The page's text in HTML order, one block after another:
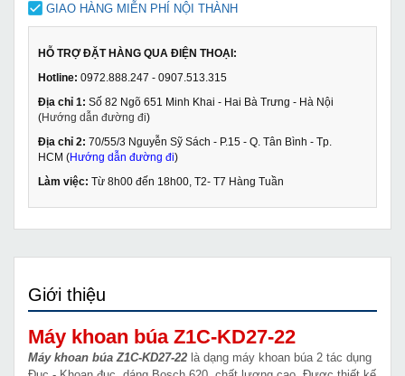
GIAO HÀNG MIỄN PHÍ NỘI THÀNH
HỖ TRỢ ĐẶT HÀNG QUA ĐIỆN THOẠI:
Hotline: 0972.888.247 - 0907.513.315
Địa chỉ 1: Số 82 Ngõ 651 Minh Khai - Hai Bà Trưng - Hà Nội
(Hướng dẫn đường đi)
Địa chỉ 2: 70/55/3 Nguyễn Sỹ Sách - P.15 - Q. Tân Bình - Tp.
HCM (Hướng dẫn đường đi)
Làm việc: Từ 8h00 đến 18h00, T2- T7 Hàng Tuần
Giới thiệu
Máy khoan búa Z1C-KD27-22
Máy khoan búa Z1C-KD27-22 là dạng máy khoan búa 2 tác dụng